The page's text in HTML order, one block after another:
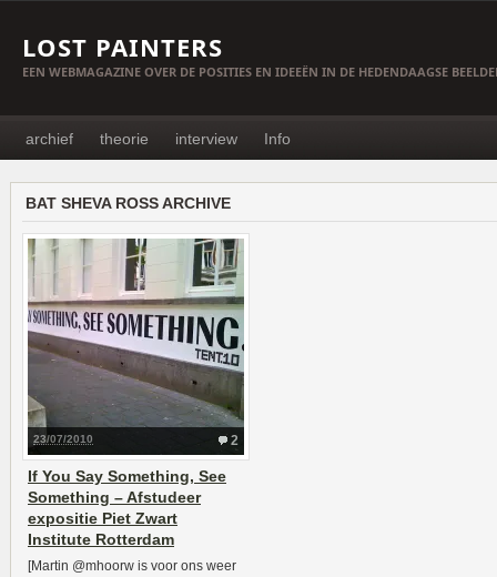
LOST PAINTERS
EEN WEBMAGAZINE OVER DE POSITIES EN IDEEËN IN DE HEDENDAAGSE
archief theorie interview Info
BAT SHEVA ROSS ARCHIVE
2
23/07/2010
If You Say Something, See
Something – Afstudeer
expositie Piet Zwart
Institute Rotterdam
[Martin @mhoorw is voor ons weer